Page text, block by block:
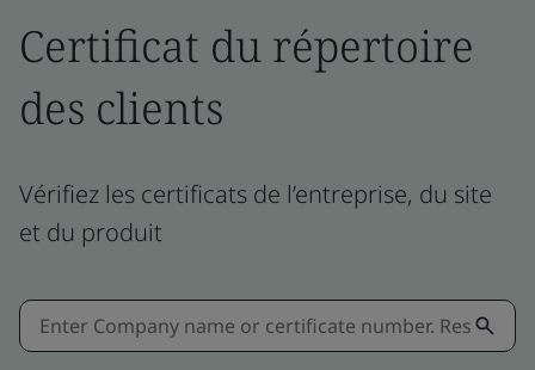
Certificat du répertoire
des clients
Vérifiez les certificats de l’entreprise, du site
et du produit